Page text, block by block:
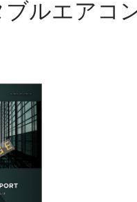
ルエアコ